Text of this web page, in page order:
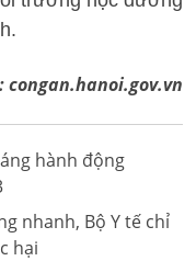
congan.hanoi.gov.vn
hành động
nhanh, Bộ Y tế chỉ
hại